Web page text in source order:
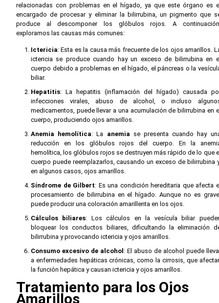
relacionadas con problemas en el hígado, ya que este órgano es
encargado de procesar y eliminar la bilirrubina, un pigmento que
produce al descomponer los glóbulos rojos. A
exploramos las causas más comunes:
Ictericia: Esta es la causa más frecuente de los ojos amarillos.
ictericia se produce cuando hay un exceso de bilirrubina en
cuerpo debido a problemas en el hígado, el páncreas o la
biliar.
Hepatitis: La hepatitis (inflamación del hígado) causada
infecciones virales, abuso de alcohol, o incluso
medicamentos, puede llevar a una acumulación de bilirrubina en
cuerpo, produciendo ojos amarillos.
Anemia hemolítica: La anemia se presenta cuando hay
reducción en los glóbulos rojos del cuerpo. En la
hemolítica, los glóbulos rojos se destruyen más rápido de lo que
cuerpo puede reemplazarlos, causando un exceso de bilirrubina
en algunos casos, ojos amarillos.
Síndrome de Gilbert: Es una condición hereditaria que afecta
procesamiento de bilirrubina en el hígado. Aunque no es
puede producir una coloración amarillenta en los ojos.
Cálculos biliares: Los cálculos en la vesícula biliar
bloquear los conductos biliares, dificultando la eliminación
bilirrubina y provocando ictericia y ojos amarillos.
Consumo excesivo de alcohol : El abuso de alcohol puede
a enfermedades hepáticas crónicas, como la cirrosis, que
la función hepática y causan ictericia y ojos amarillos.
Tratamiento para los Ojos
Amarillos